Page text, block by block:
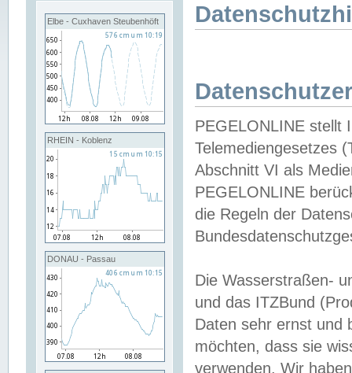
Elbe - Cuxhaven Steubenhöft
RHEIN - Koblenz
DONAU - Passau
PEGELONLINE stellt
Telemediengesetzes
Abschnitt VI als
PEGELONLINE
die Regeln der
Die Wasserstraßen-
und das ITZBund
Daten sehr ernst und
möchten, dass sie
verwenden. Wir